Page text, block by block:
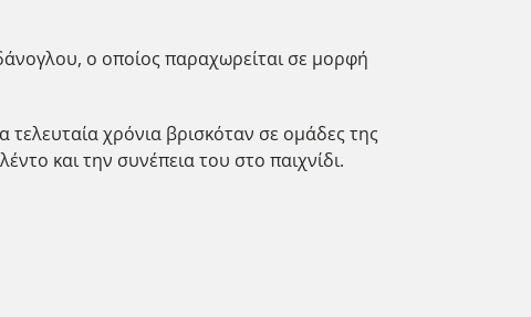
ο οποίος παραχωρείται σε μορφή
χρόνια βρισκόταν σε ομάδες της
και την συνέπεια του στο παιχνίδι.